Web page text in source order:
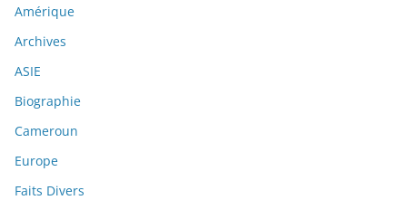
Amérique
Archives
ASIE
Biographie
Cameroun
Europe
Faits Divers